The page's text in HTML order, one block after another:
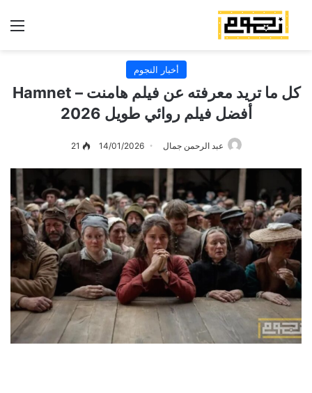
أخبار النجوم
كل ما تريد معرفته عن فيلم هامنت – Hamnet
أفضل فيلم روائي طويل 2026
عبد الرحمن جمال 14/01/2026
21